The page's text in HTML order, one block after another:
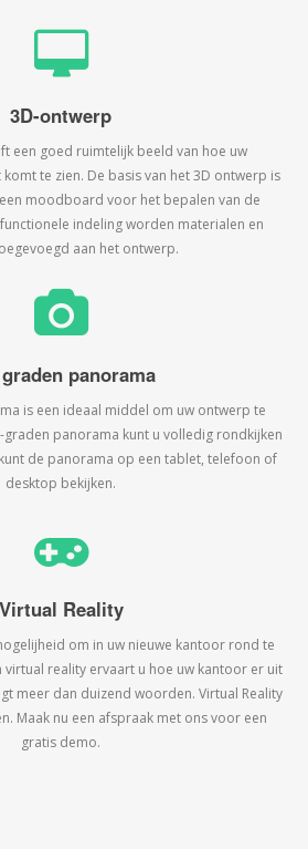
3D-ontwerp
een goed ruimtelijk beeld van hoe uw
te zien. De basis van het 3D ontwerp is
moodboard voor het bepalen van de
indeling worden materialen en
aan het ontwerp.
panorama
is een ideaal middel om uw ontwerp te
graden panorama kunt u volledig rondkijken
de panorama op een tablet, telefoon of
desktop bekijken.
Virtual Reality
om in uw nieuwe kantoor rond te
virtual reality ervaart u hoe uw kantoor er uit
meer dan duizend woorden. Virtual Reality
Maak nu een afspraak met ons voor een
gratis demo.